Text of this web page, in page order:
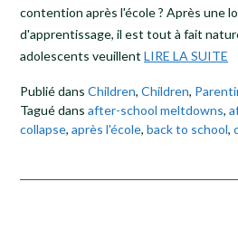
contention après l'école ? Après une
d'apprentissage, il est tout à fait
adolescents veuillent LIRE LA SUITE
Publié dans Children, Children,
Tagué dans after-school meltdowns,
collapse, après l'école, back to school,